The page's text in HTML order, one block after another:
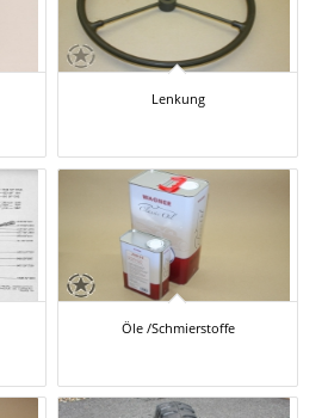
Lenkung
Öle /Schmierstoffe